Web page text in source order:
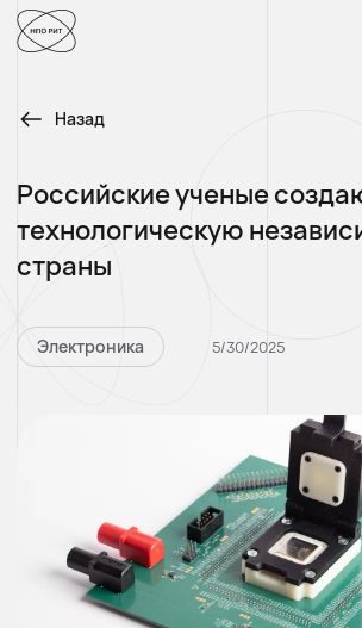
Назад
Российские ученые
технологическую
страны
Электроника 5/30/2025